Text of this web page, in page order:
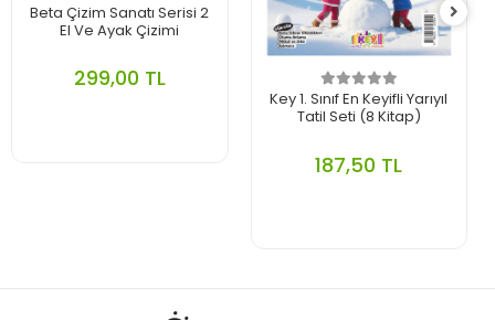
Beta Çizim Sanatı Serisi 2
El Ve Ayak Çizimi
299,00 TL
Key 1. Sınıf En Keyifli Yarıyıl
Tatil Seti (8 Kitap)
187,50 TL